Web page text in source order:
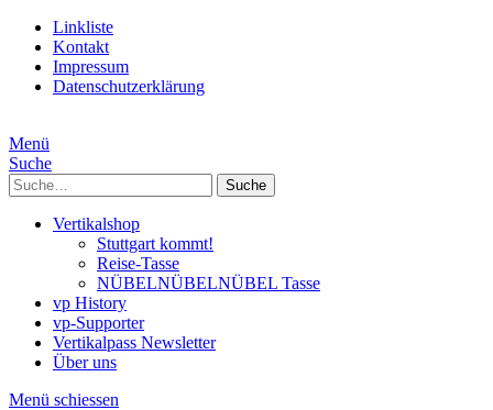
Linkliste
Kontakt
Impressum
Datenschutzerklärung
Menü
Suche
Suche
Vertikalshop
Stuttgart kommt!
Reise-Tasse
NÜBELNÜBELNÜBEL Tasse
vp History
vp-Supporter
Vertikalpass Newsletter
Über uns
Menü schiessen